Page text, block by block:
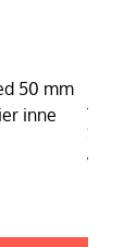
50 mm
inne
Price
SEK
VAT